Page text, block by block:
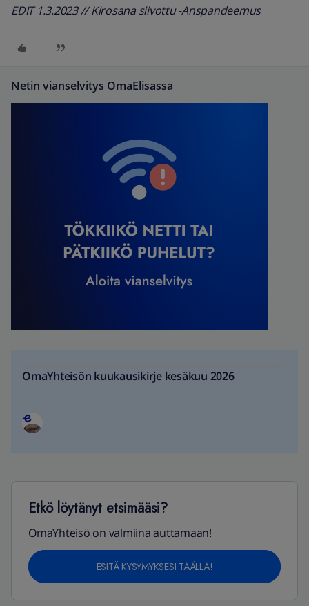
EDIT 1.3.2023 // Kirosana siivottu -Anspandeemus
Netin vianselvitys OmaElisassa
OmaYhteisön kuukausikirje kesäkuu 2026
Etkö löytänyt etsimääsi?
OmaYhteisö on valmiina auttamaan!
ESITÄ KYSYMYKSESI TÄÄLLÄ!